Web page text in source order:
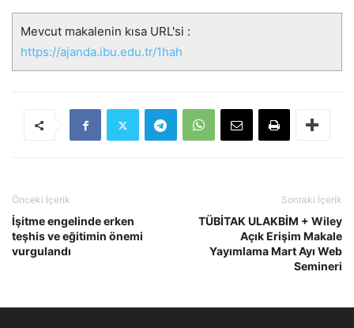
Mevcut makalenin kısa URL'si :
https://ajanda.ibu.edu.tr/1hah
Önceki İçerik
İşitme engelinde erken
teşhis ve eğitimin önemi
vurgulandı
Sonraki İçerik
TÜBİTAK ULAKBİM + Wiley
Açık Erişim Makale
Yayımlama Mart Ayı Web
Semineri